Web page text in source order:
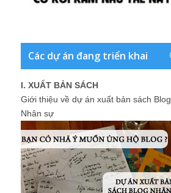
Các dự án đang triển khai
I. XUẤT BẢN SÁCH
Giới thiệu về dự án xuất bản sách Blog
Nhân sự